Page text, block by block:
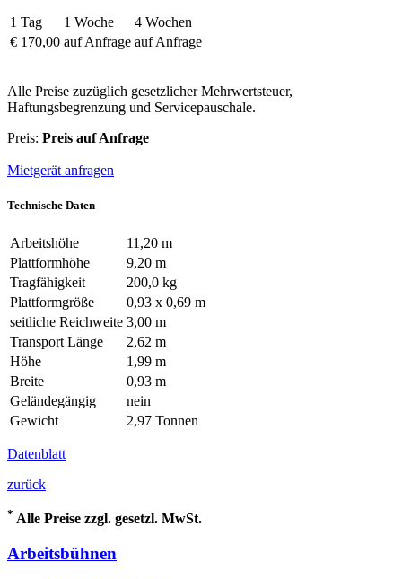
1 Tag 1 Woche
4 Wochen
€ 170,00 auf Anfrage auf Anfrage
Alle Preise zuzüglich gesetzlicher Mehrwertsteuer,
Haftungsbegrenzung und Servicepauschale.
Preis: Preis auf Anfrage
Mietgerät anfragen
Technische Daten
Arbeitshöhe
11,20 m
Plattformhöhe
9,20 m
Tragfähigkeit
200,0 kg
Plattformgröße
0,93 x 0,69 m
seitliche Reichweite 3,00 m
Transport Länge
2,62 m
Höhe
1,99 m
Breite
0,93 m
Geländegängig
nein
Gewicht
2,97 Tonnen
Datenblatt
zurück
* Alle Preise zzgl. gesetzl. MwSt.
Arbeitsbühnen